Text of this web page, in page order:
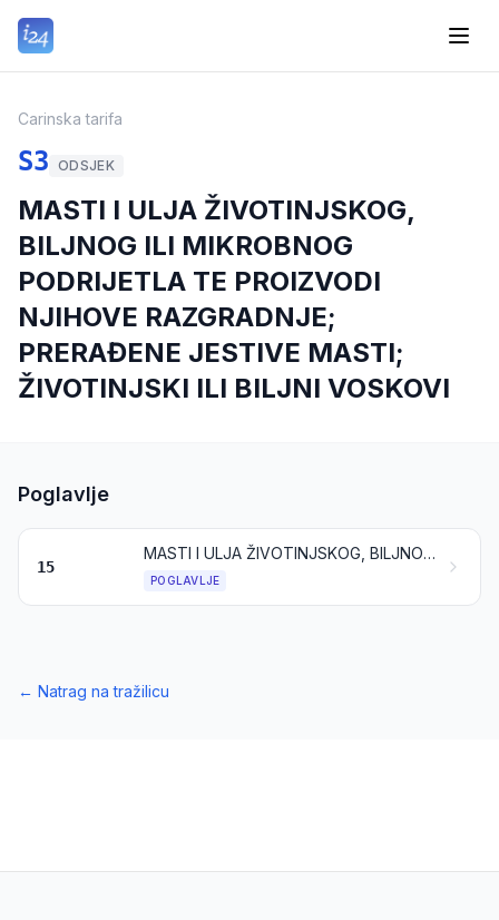
Carinska tarifa
S3 ODSJEK
MASTI I ULJA ŽIVOTINJSKOG,
BILJNOG ILI MIKROBNOG
PODRIJETLA TE PROIZVODI
NJIHOVE RAZGRADNJE;
PRERAĐENE JESTIVE MASTI;
ŽIVOTINJSKI ILI BILJNI VOSKOVI
Poglavlje
15
MASTI I ULJA ŽIVOTINJSKOG, BILJNOG ILI MIKROBNOG PODRIJETLA TE PROIZVODI NJIHOVE RAZGRADNJE; PRERAĐENE JESTIVE MASTI; ŽIVOTINJSKI ILI BILJNI VOSKOVI
POGLAVLJE
← Natrag na tražilicu